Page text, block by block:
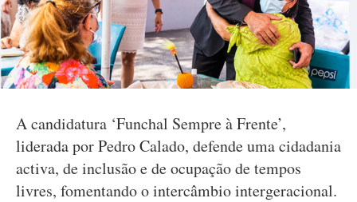
A candidatura ‘Funchal Sempre à Frente’,
liderada por Pedro Calado, defende uma cidadania
activa, de inclusão e de ocupação de tempos
livres, fomentando o intercâmbio intergeracional.